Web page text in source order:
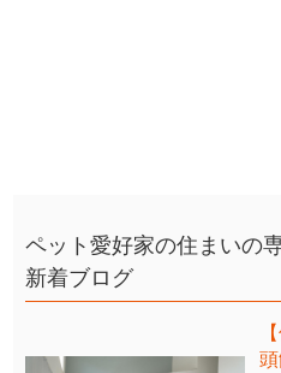
ペット愛好家の住まいの
新着ブログ